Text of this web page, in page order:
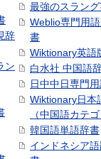
辞
ン
最強のスラン
Weblio専門用
書
Wiktionary英語
白水社 中国語
日中中日専門
Wiktionary日本
（中国語カテ
韓国語単語辞書
インドネシア